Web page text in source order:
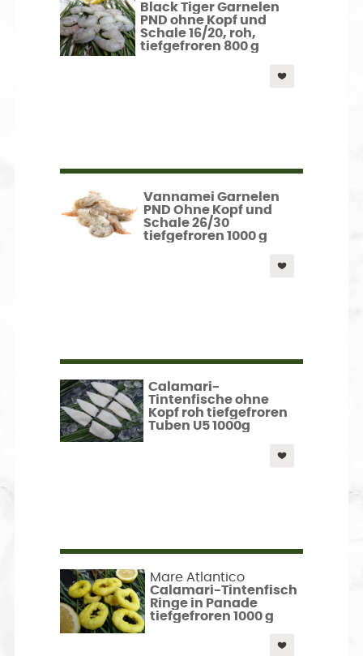
Black Tiger Garnelen
PND ohne Kopf und
Schale 16/20, roh,
tiefgefroren 800 g
Vannamei Garnelen
PND Ohne Kopf und
Schale 26/30
tiefgefroren 1000 g
Calamari-
Tintenfische ohne
Kopf roh tiefgefroren
Tuben U5 1000g
Mare Atlantico
Calamari-Tintenfisch
Ringe in Panade
tiefgefroren 1000 g